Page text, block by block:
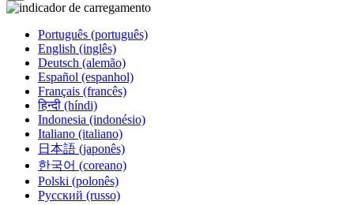
Português (português)
English (inglês)
Deutsch (alemão)
Español (espanhol)
Français (francês)
हिन्दी (híndi)
Indonesia (indonésio)
Italiano (italiano)
日本語 (japonês)
한국어 (coreano)
Polski (polonês)
Русский (russo)